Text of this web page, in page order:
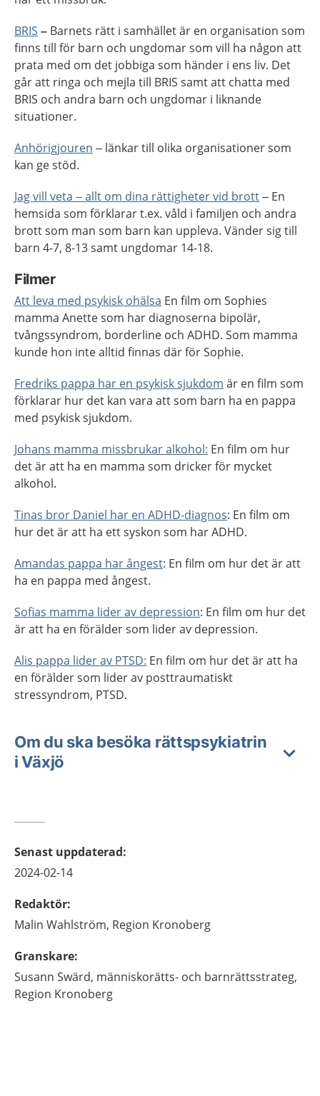
BRIS – Barnets rätt i samhället är en organisation som
finns till för barn och ungdomar som vill ha någon att
prata med om det jobbiga som händer i ens liv. Det
går att ringa och mejla till BRIS samt att chatta med
BRIS och andra barn och ungdomar i liknande
situationer.
Anhörigjouren – länkar till olika organisationer som
kan ge stöd.
Jag vill veta – allt om dina rättigheter vid brott– En
hemsida som förklarar t.ex. våld i familjen och andra
brott som man som barn kan uppleva. Vänder sig till
barn 4-7, 8-13 samt ungdomar 14-18.
Filmer
Att leva med psykisk ohälsa En film om Sophies
mamma Anette som har diagnoserna bipolär,
tvångssyndrom, borderline och ADHD. Som mamma
kunde hon inte alltid finnas där för Sophie.
Fredriks pappa har en psykisk sjukdom är en film som
förklarar hur det kan vara att som barn ha en pappa
med psykisk sjukdom.
Johans mamma missbrukar alkohol: En film om hur
det är att ha en mamma som dricker för mycket
alkohol.
Tinas bror Daniel har en ADHD-diagnos: En film om
hur det är att ha ett syskon som har ADHD.
Amandas pappa har ångest: En film om hur det är att
ha en pappa med ångest.
Sofias mamma lider av depression: En film om hur det
är att ha en förälder som lider av depression.
Alis pappa lider av PTSD: En film om hur det är att ha
en förälder som lider av posttraumatiskt
stressyndrom, PTSD.
Om du ska besöka rättspsykiatrin
i Växjö
Senast uppdaterad:
2024-02-14
Redaktör:
Malin Wahlström, Region Kronoberg
Granskare:
Susann Swärd, människorätts- och barnrättsstrateg,
Region Kronoberg